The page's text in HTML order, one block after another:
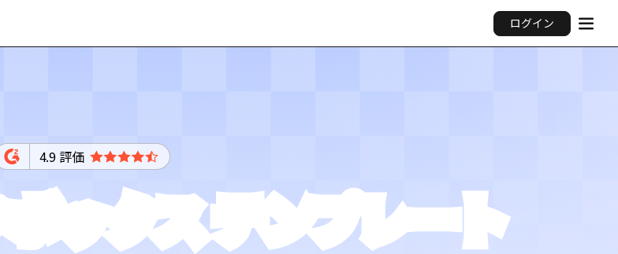
ログイン
4.9 評価
ックス テンプレート